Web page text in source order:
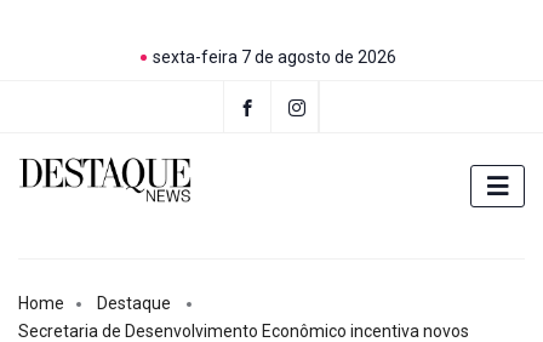
sexta-feira 7 de agosto de 2026
Home
Destaque
Secretaria de Desenvolvimento Econômico incentiva novos